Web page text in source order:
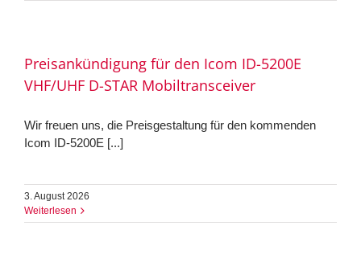
Preisankündigung für den Icom ID-5200E
VHF/UHF D-STAR Mobiltransceiver
Wir freuen uns, die Preisgestaltung für den kommenden
Icom ID-5200E [...]
3. August 2026
Weiterlesen